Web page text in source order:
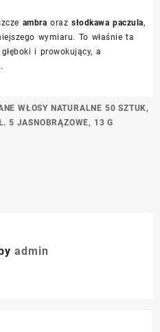
ambra orazsłodkawa paczula,
wymiaru. To właśnie ta
i prowokujący, a
WŁOSY NATURALNE 50 SZTUK,
5 JASNOBRĄZOWE, 13 G
admin